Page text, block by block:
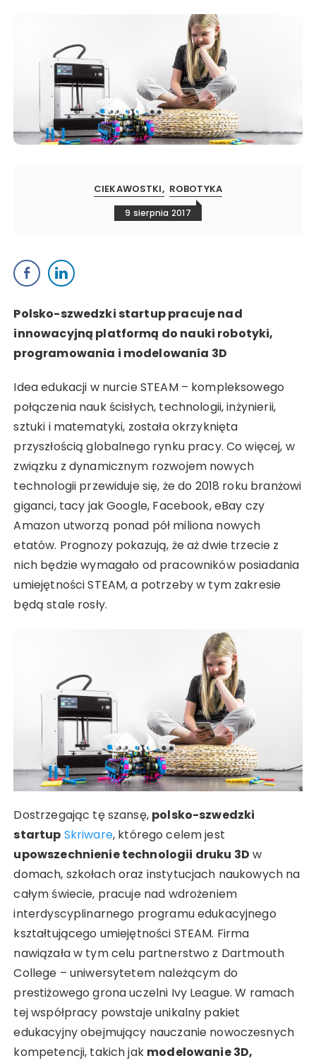
CIEKAWOSTKI ROBOTYKA
9 sierpnia 2017
Polsko-szwedzki startup pracuje nad
innowacyjną platformą do nauki robotyki,
programowania i modelowania 3D
Idea edukacji w nurcie STEAM – kompleksowego
połączenia nauk ścisłych, technologii, inżynierii,
sztuki i matematyki, została okrzyknięta
przyszłością globalnego rynku pracy. Co więcej, w
związku z dynamicznym rozwojem nowych
technologii przewiduje się, że do 2018 roku branżowi
giganci, tacy jak Google, Facebook, eBay czy
Amazon utworzą ponad pół miliona nowych
etatów. Prognozy pokazują, że aż dwie trzecie z
nich będzie wymagało od pracowników posiadania
umiejętności STEAM, a potrzeby w tym zakresie
będą stale rosły.
Dostrzegając tę szansę, polsko-szwedzki
startup Skriware, którego celem jest
upowszechnienie technologii druku 3D w
domach, szkołach oraz instytucjach naukowych na
całym świecie, pracuje nad wdrożeniem
interdyscyplinarnego programu edukacyjnego
kształtującego umiejętności STEAM. Firma
nawiązała w tym celu partnerstwo z Dartmouth
College – uniwersytetem należącym do
prestiżowego grona uczelni Ivy League. W ramach
tej współpracy powstaje unikalny pakiet
edukacyjny obejmujący nauczanie nowoczesnych
kompetencji, takich jak modelowanie 3D,